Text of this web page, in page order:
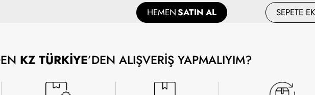
HEMENSATIN AL SEPETE
KZ TÜRKİYE’DEN ALIŞVERİŞ YAPMALIYIM?